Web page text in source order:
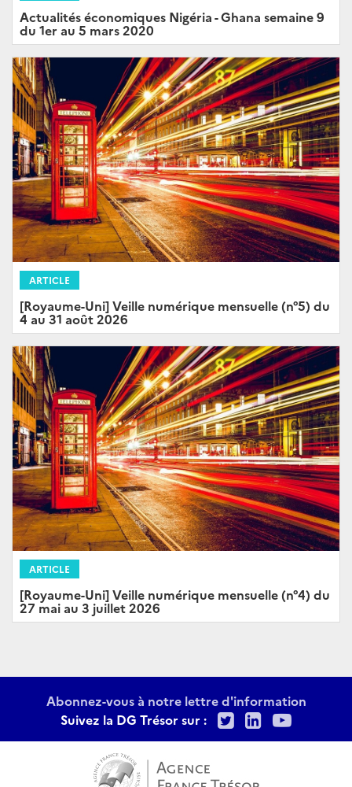
Actualités économiques Nigéria - Ghana semaine 9
du 1er au 5 mars 2020
ARTICLE
[Royaume-Uni] Veille numérique mensuelle (n°5) du
4 au 31 août 2026
ARTICLE
[Royaume-Uni] Veille numérique mensuelle (n°4) du
27 mai au 3 juillet 2026
Abonnez-vous à notre lettre d'information
Suivez la DG Trésor sur :
TwitterLinkedIn